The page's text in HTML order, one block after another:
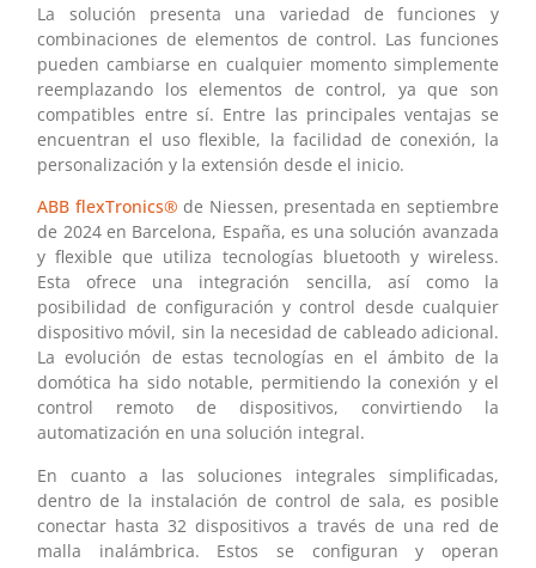
La solución presenta una variedad de funciones y
combinaciones de elementos de control. Las funciones
pueden cambiarse en cualquier momento simplemente
reemplazando los elementos de control, ya que son
compatibles entre sí. Entre las principales ventajas se
encuentran el uso flexible, la facilidad de conexión, la
personalización y la extensión desde el inicio.
ABB flexTronics® de Niessen, presentada en septiembre
de 2024 en Barcelona, España, es una solución avanzada
y flexible que utiliza tecnologías bluetooth y wireless.
Esta ofrece una integración sencilla, así como la
posibilidad de configuración y control desde cualquier
dispositivo móvil, sin la necesidad de cableado adicional.
La evolución de estas tecnologías en el ámbito de la
domótica ha sido notable, permitiendo la conexión y el
control remoto de dispositivos, convirtiendo la
automatización en una solución integral.
En cuanto a las soluciones integrales simplificadas,
dentro de la instalación de control de sala, es posible
conectar hasta 32 dispositivos a través de una red de
malla inalámbrica. Estos se configuran y operan